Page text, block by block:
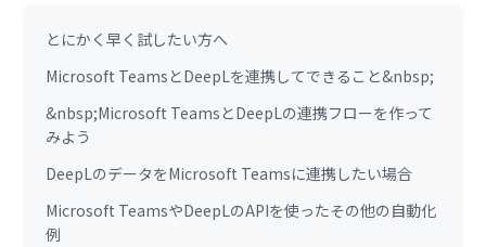
とにかく早く試したい方へ
Microsoft TeamsとDeepLを連携してできること&nbsp;
&nbsp;Microsoft TeamsとDeepLの連携フローを作って
みよう
DeepLのデータをMicrosoft Teamsに連携したい場合
Microsoft TeamsやDeepLのAPIを使ったその他の自動化
例